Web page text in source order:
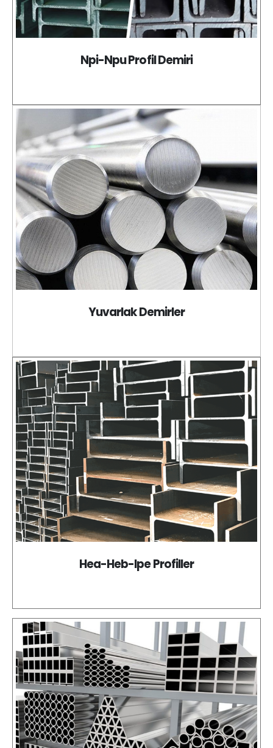
Npi-Npu Profil Demiri
Yuvarlak Demirler
Hea-Heb-Ipe Profiller